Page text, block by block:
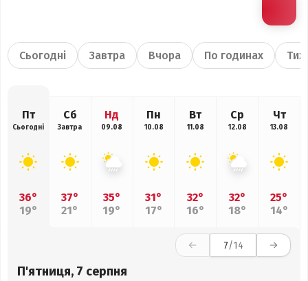
Сьогодні Завтра Вчора По годинах
Пт
Сьогодні
36°
19°
Сб
Завтра
37°
21°
Нд
09.08
35°
19°
Пн
10.08
31°
17°
Вт
11.08
32°
16°
Ср
12.08
32°
18°
Чт
13.08
25°
14°
7/14
П'ятниця, 7 серпня